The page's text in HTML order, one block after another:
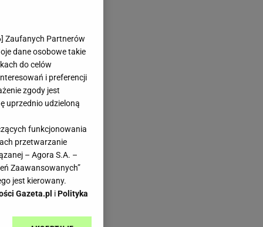
] Zaufanych Partnerów
dane osobowe takie
do celów
i preferencji
zgody jest
uprzednio udzieloną
funkcjonowania
przetwarzanie
– Agora S.A. –
Zaawansowanych”
jest kierowany.
Gazeta.pl iPolityka